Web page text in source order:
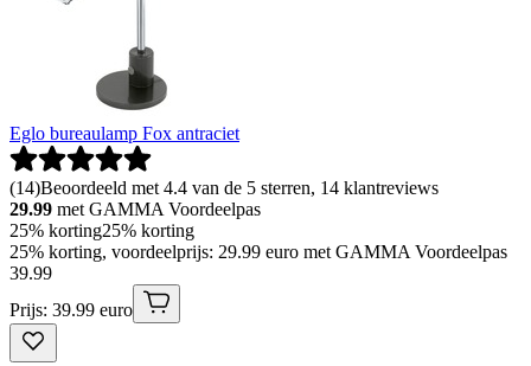
Eglo bureaulamp Fox antraciet
(14)Beoordeeld met 4.4 van de 5 sterren, 14 klantreviews
29.99 met GAMMA Voordeelpas
25% korting25% korting
25% korting, voordeelprijs: 29.99 euro met GAMMA Voordeelpas
39.99
Prijs: 39.99 euro